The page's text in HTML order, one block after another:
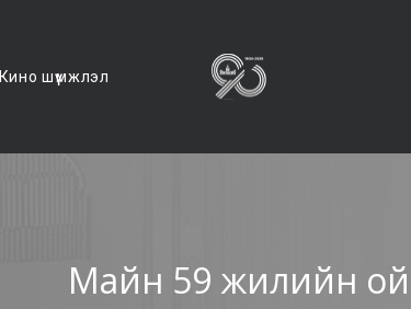
Кино шүүмжлэл
Майн 59 жилийн ой